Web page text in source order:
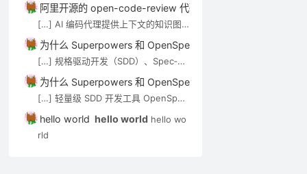
加当鼠标滑到当前屏时
图片渐隐载入显示效果
2010年06月24日 26794
将会带来什么
2010年08月15日
技术介绍。审查 Agent（如 open-co
de-review）可通过 MCP […]
阿里开源的 open-code-review 代码审查工具介绍－AI技术－志
[…] AI 编码代理提供上下文的知识图
谱/语义搜索类工具，见 AI 代码知识图
谱与上下文工具。审查 Agent（如 op
为什么 Superpowers 和 OpenSpec 都强调”先想后做”？－AI技
[…] 规格驱动开发（SDD）、Spec‑Kit
与 OpenSpec 在 Cursor 中的应用实
践 […]
为什么 Superpowers 和 OpenSpec 都强调”先想后做”？－AI技
[…] 轻量级 SDD 开发工具 OpenSpec
实用入门指南 […]
hello world hello world hello wo
rld